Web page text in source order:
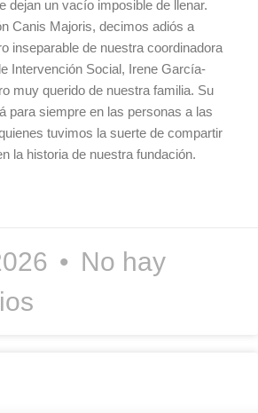
dejan un vacío imposible de llenar.
Canis Majoris, decimos adiós a
inseparable de nuestra coordinadora
Intervención Social, Irene García-
muy querido de nuestra familia. Su
para siempre en las personas a las
tuvimos la suerte de compartir
la historia de nuestra fundación.
No hay